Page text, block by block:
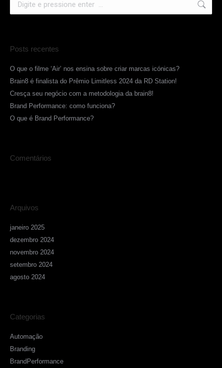
Posts recentes
O que o filme ‘Air’ nos ensina sobre criar marcas icónicas?
Brain8 é finalista do Prêmio Limitless 2024 da RD Station!
Cresça seu negócio com a metodologia da brain8!
Brand Performance: como funciona?
O que é Brand Performance?
Comentários
Arquivos
janeiro 2025
dezembro 2024
novembro 2024
setembro 2024
agosto 2024
Categorias
Automação
Branding
BrandPerformance